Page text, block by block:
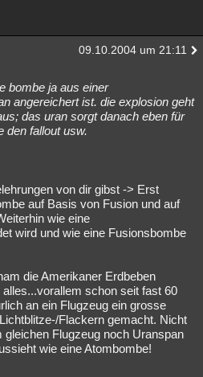
09.10.2004 um 21:11
bombe ja aus einer
angereichert ist. die explosion geht
das uran sorgt danach eben für
den fallout usw.
von dir gibst -> Erst
auf Basis von Fusion und auf
wie eine
wird und wie eine Fusionsbombe
die Amerikaner Erdbeben
schon seit fast 60
an ein Flugzeug ein grosse
Flackern gemacht. Nicht
Flugzeug noch Uranspan
wie eine Atombombe!